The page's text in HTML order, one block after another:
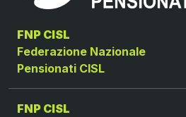
FNP CISL
Federazione Nazionale
Pensionati CISL
FNP CISL